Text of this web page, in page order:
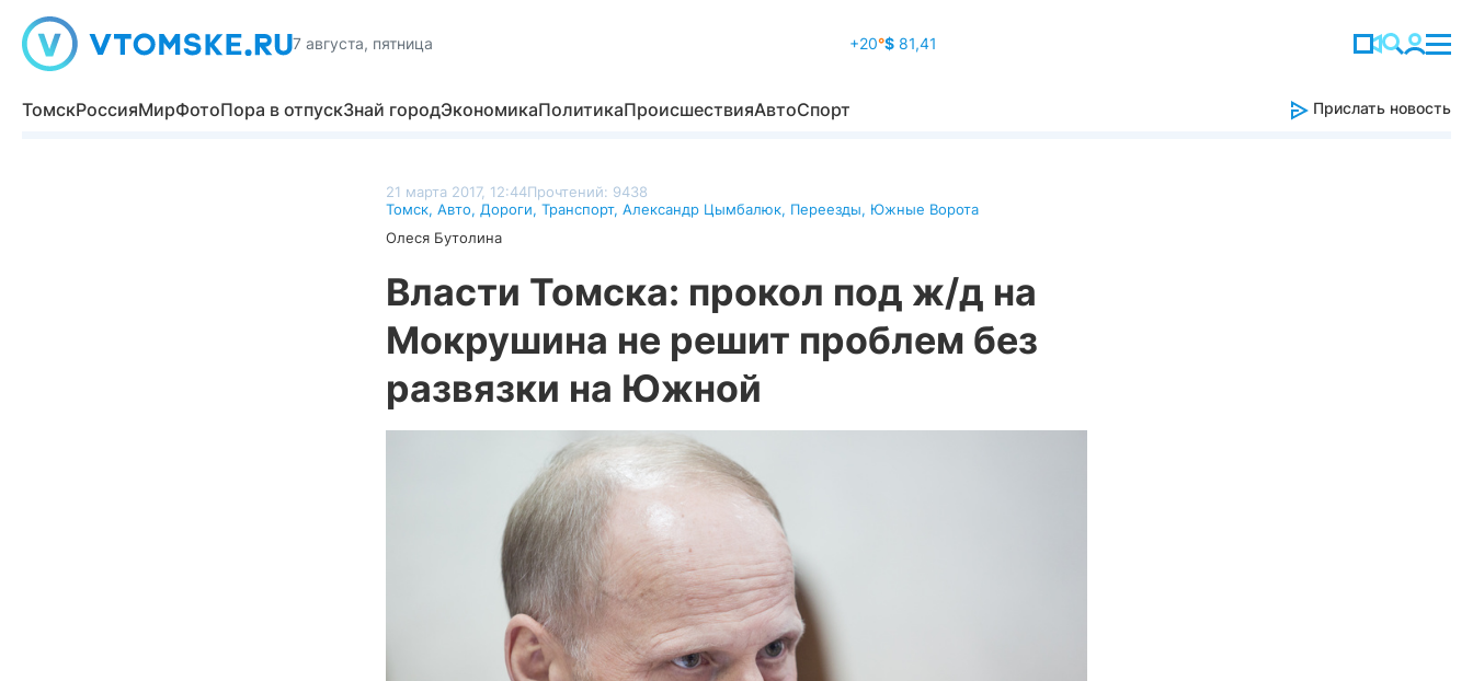
7 августа, пятница +20°$ 81,41
ТомскРоссияМирФотоПора в отпускЗнай городЭкономикаПолитикаПроисшествияАвтоСпорт Прислать новость
21 марта 2017, 12:44Прочтений: 9438
Томск, Авто, Дороги, Транспорт, Александр Цымбалюк, Переезды, Южные Ворота
Олеся Бутолина
Власти Томска: прокол под ж/д на
Мокрушина не решит проблем без
развязки на Южной